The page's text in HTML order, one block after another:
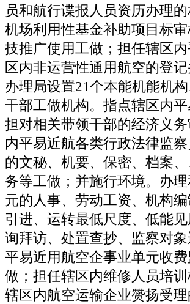
员和航行谍报人员资历办理
机场利用性基金补助项目标
技推广使用工做；担任辖区
区内非运营性通用航空的登
办理局设置21个本能机能机
干部工做机构。指点辖区内
担对相关带领干部的经济义
内平易近航各类行政法律监
的文秘、机要、保密、档案
务等工做；并施行环境。办
元的人事、劳动工资、机构
引进、运转最低尺度、低能
询拜访、处置查抄、监察对
平易近用航空企事业单元收
做；担任辖区内维修人员培
辖区内航空运输企业赞扬受